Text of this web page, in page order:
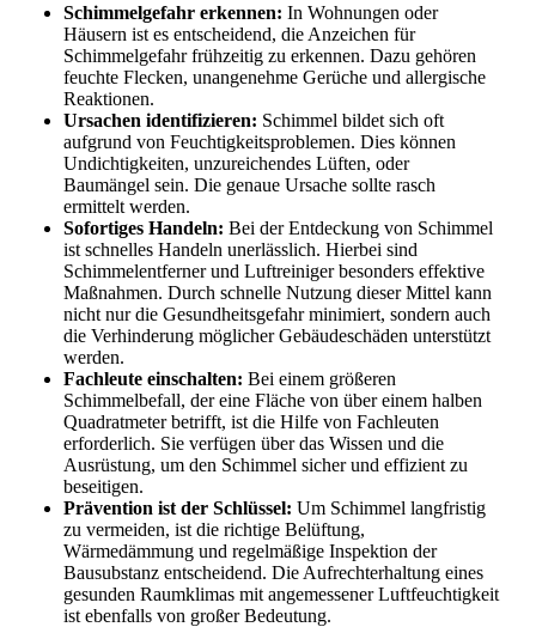
Schimmelgefahr erkennen: In Wohnungen oder
Häusern ist es entscheidend, die Anzeichen für
Schimmelgefahr frühzeitig zu erkennen. Dazu gehören
feuchte Flecken, unangenehme Gerüche und allergische
Reaktionen.
Ursachen identifizieren: Schimmel bildet sich oft
aufgrund von Feuchtigkeitsproblemen. Dies können
Undichtigkeiten, unzureichendes Lüften, oder
Baumängel sein. Die genaue Ursache sollte rasch
ermittelt werden.
Sofortiges Handeln: Bei der Entdeckung von Schimmel
ist schnelles Handeln unerlässlich. Hierbei sind
Schimmelentferner und Luftreiniger besonders effektive
Maßnahmen. Durch schnelle Nutzung dieser Mittel kann
nicht nur die Gesundheitsgefahr minimiert, sondern auch
die Verhinderung möglicher Gebäudeschäden unterstützt
werden.
Fachleute einschalten: Bei einem größeren
Schimmelbefall, der eine Fläche von über einem halben
Quadratmeter betrifft, ist die Hilfe von Fachleuten
erforderlich. Sie verfügen über das Wissen und die
Ausrüstung, um den Schimmel sicher und effizient zu
beseitigen.
Prävention ist der Schlüssel: Um Schimmel langfristig
zu vermeiden, ist die richtige Belüftung,
Wärmedämmung und regelmäßige Inspektion der
Bausubstanz entscheidend. Die Aufrechterhaltung eines
gesunden Raumklimas mit angemessener Luftfeuchtigkeit
ist ebenfalls von großer Bedeutung.